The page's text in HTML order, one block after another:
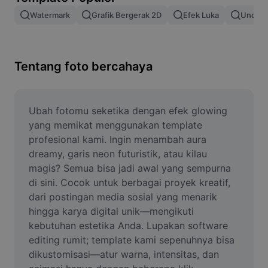
Hapus latar belakang gambar
Penyempurna Gambar
Editor Foto Online
Pembuat Meme
AI Text Remover
AI People Remover
AI Inpainting
Face Cutout
Watermark Grafik Bergerak 2D Efek Luka Unduh
Tentang foto bercahaya
Ubah fotomu seketika dengan efek glowing
yang memikat menggunakan template
profesional kami. Ingin menambah aura
dreamy, garis neon futuristik, atau kilau
magis? Semua bisa jadi awal yang sempurna
di sini. Cocok untuk berbagai proyek kreatif,
dari postingan media sosial yang menarik
hingga karya digital unik—mengikuti
kebutuhan estetika Anda. Lupakan software
editing rumit; template kami sepenuhnya bisa
dikustomisasi—atur warna, intensitas, dan